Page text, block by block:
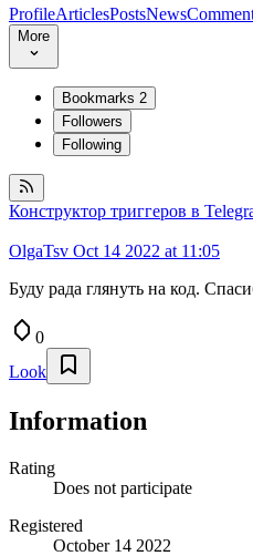
ProfileArticlesPostsNews
More
Bookmarks 2
Followers
Following
Конструктор триггеров в
OlgaTsv Oct 14 2022 at 11:05
Буду рада глянуть на код.
0
Look
Information
Rating
Does not participate
Registered
October 14 2022